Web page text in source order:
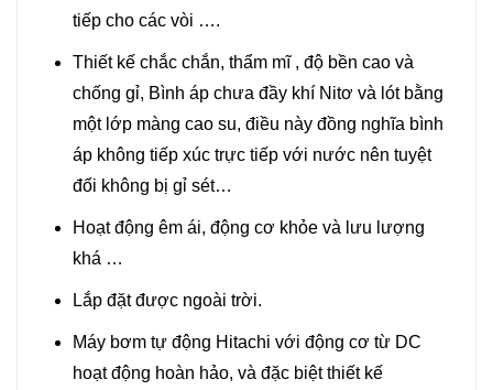
tiếp cho các vòi ….
Thiết kế chắc chắn, thẩm mĩ , độ bền cao và
chống gỉ, Bình áp chưa đầy khí Nitơ và lót bằng
một lớp màng cao su, điều này đồng nghĩa bình
áp không tiếp xúc trực tiếp với nước nên tuyệt
đối không bị gỉ sét…
Hoạt động êm ái, động cơ khỏe và lưu lượng
khá …
Lắp đặt được ngoài trời.
Máy bơm tự động Hitachi với động cơ từ DC
hoạt động hoàn hảo, và đặc biệt thiết kế